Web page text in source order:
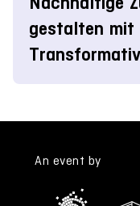
gestalten mit
An event by